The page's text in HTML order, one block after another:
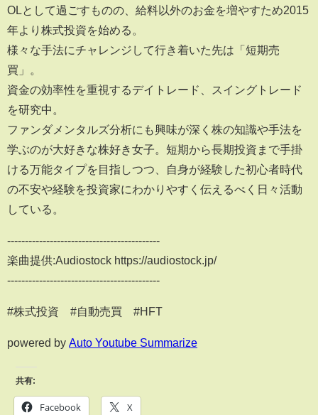
OLとして過ごすものの、給料以外のお金を増やすため2015
年より株式投資を始める。
様々な手法にチャレンジして行き着いた先は「短期売
買」。
資金の効率性を重視するデイトレード、スイングトレード
を研究中。
ファンダメンタルズ分析にも興味が深く株の知識や手法を
学ぶのが大好きな株好き女子。短期から長期投資まで手掛
ける万能タイプを目指しつつ、自身が経験した初心者時代
の不安や経験を投資家にわかりやすく伝えるべく日々活動
している。
-------------------------------------------
楽曲提供:Audiostock https://audiostock.jp/
-------------------------------------------
#株式投資 #自動売買 #HFT
powered by Auto Youtube Summarize
共有:
Facebook X